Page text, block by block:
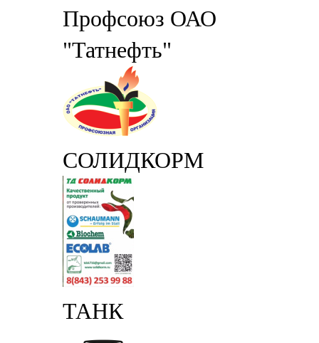
Профсоюз ОАО
"Татнефть"
СОЛИДКОРМ
ТАНК